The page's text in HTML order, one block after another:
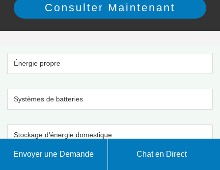
Énergie propre
Systèmes de batteries
Stockage d'énergie domestique
Envoyer une Demande Chat en Direct